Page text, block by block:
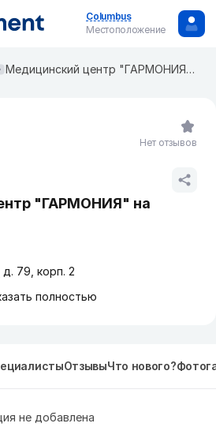
Columbus
Местоположение
Медицинский центр "ГАРМОНИЯ" на Чехова
"ГАРМОНИЯ" на
79, корп. 2
полностью
Нет отзывов
ОтзывыЧто нового?
не добавлена